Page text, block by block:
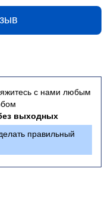
с нами любым
выходных
правильный